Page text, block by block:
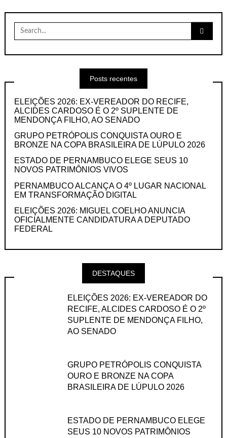
Search
for:
Posts recentes
ELEIÇÕES 2026: EX-VEREADOR DO RECIFE,
ALCIDES CARDOSO É O 2º SUPLENTE DE
MENDONÇA FILHO, AO SENADO
GRUPO PETRÓPOLIS CONQUISTA OURO E
BRONZE NA COPA BRASILEIRA DE LÚPULO 2026
ESTADO DE PERNAMBUCO ELEGE SEUS 10
NOVOS PATRIMÔNIOS VIVOS
PERNAMBUCO ALCANÇA O 4º LUGAR NACIONAL
EM TRANSFORMAÇÃO DIGITAL
ELEIÇÕES 2026: MIGUEL COELHO ANUNCIA
OFICIALMENTE CANDIDATURA A DEPUTADO
FEDERAL
DESTAQUES
ELEIÇÕES 2026: EX-VEREADOR DO
RECIFE, ALCIDES CARDOSO É O 2º
SUPLENTE DE MENDONÇA FILHO,
AO SENADO
GRUPO PETRÓPOLIS CONQUISTA
OURO E BRONZE NA COPA
BRASILEIRA DE LÚPULO 2026
ESTADO DE PERNAMBUCO ELEGE
SEUS 10 NOVOS PATRIMÔNIOS